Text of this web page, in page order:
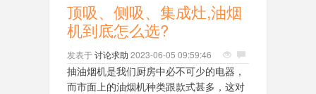
顶吸、侧吸、集成灶,油烟
机到底怎么选?
发表于讨论求助 2023-06-05 09:59:46
抽油烟机是我们厨房中必不可少的电器，
而市面上的油烟机种类跟款式甚多，这对